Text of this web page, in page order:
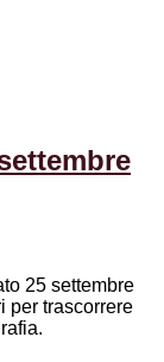
25 settembre
per trascorrere